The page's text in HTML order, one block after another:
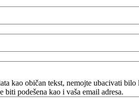
kao običan tekst, nemojte ubacivati
biti podešena kao i vaša email adresa.